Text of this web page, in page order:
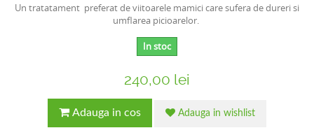
Un tratatament preferat de viitoarele mamici care sufera de dureri si
umflarea picioarelor.
In stoc
240,00 lei
Adauga in cos Adauga in wishlist